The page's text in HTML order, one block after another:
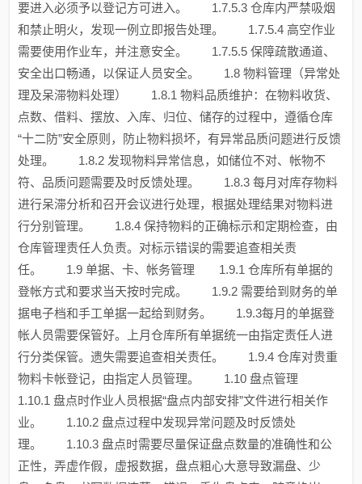
要进入必须予以登记方可进入。 1.7.5.3 仓库内严禁吸烟
和禁止明火，发现一例立即报告处理。 1.7.5.4 高空作业
需要使用作业车，并注意安全。 1.7.5.5 保障疏散通道、
安全出口畅通，以保证人员安全。 1.8 物料管理（异常处
理及呆滞物料处理） 1.8.1 物料品质维护：在物料收货、
点数、借料、摆放、入库、归位、储存的过程中，遵循仓库
“十二防”安全原则，防止物料损坏，有异常品质问题进行反馈
处理。 1.8.2 发现物料异常信息，如储位不对、帐物不
符、品质问题需要及时反馈处理。 1.8.3 每月对库存物料
进行呆滞分析和召开会议进行处理，根据处理结果对物料进
行分别管理。 1.8.4 保持物料的正确标示和定期检查，由
仓库管理责任人负责。对标示错误的需要追查相关责
任。 1.9 单据、卡、帐务管理 1.9.1 仓库所有单据的
登帐方式和要求当天按时完成。 1.9.2 需要给到财务的单
据电子档和手工单据一起给到财务。 1.9.3每月的单据登
帐人员需要保管好。上月仓库所有单据统一由指定责任人进
行分类保管。遗失需要追查相关责任。 1.9.4 仓库对贵重
物料卡帐登记，由指定人员管理。 1.10 盘点管理
1.10.1 盘点时作业人员根据“盘点内部安排”文件进行相关作
业。 1.10.2 盘点过程中发现异常问题及时反馈处
理。 1.10.3 盘点时需要尽量保证盘点数量的准确性和公
正性，弄虚作假，虚报数据，盘点粗心大意导致漏盘、少